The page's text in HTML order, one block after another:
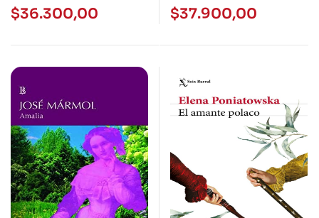
$36.300,00 $37.900,00